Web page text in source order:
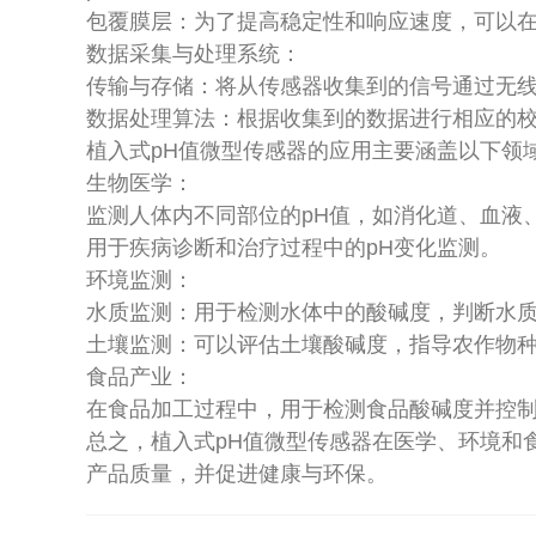
包覆膜层：为了提高稳定性和响应速度，可
数据采集与处理系统：
传输与存储：将从传感器收集到的信号通过
数据处理算法：根据收集到的数据进行相应的
植入式pH值微型传感器的应用主要涵盖以下
生物医学：
监测人体内不同部位的pH值，如消化道、血
用于疾病诊断和治疗过程中的pH变化监测。
环境监测：
水质监测：用于检测水体中的酸碱度，判断水
土壤监测：可以评估土壤酸碱度，指导农作物
食品产业：
在食品加工过程中，用于检测食品酸碱度并控
总之，植入式pH值微型传感器在医学、环境
产品质量，并促进健康与环保。